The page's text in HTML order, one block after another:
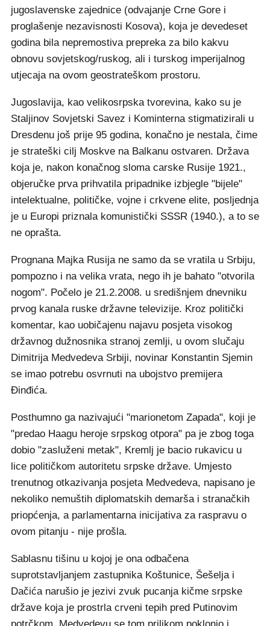
jugoslavenske zajednice (odvajanje Crne Gore i
proglašenje nezavisnosti Kosova), koja je devedeset
godina bila nepremostiva prepreka za bilo kakvu
obnovu sovjetskog/ruskog, ali i turskog imperijalnog
utjecaja na ovom geostrateškom prostoru.
Jugoslavija, kao velikosrpska tvorevina, kako su je
Staljinov Sovjetski Savez i Kominterna stigmatizirali u
Dresdenu još prije 95 godina, konačno je nestala, čime
je strateški cilj Moskve na Balkanu ostvaren. Država
koja je, nakon konačnog sloma carske Rusije 1921.,
objeručke prva prihvatila pripadnike izbjegle "bijele"
intelektualne, političke, vojne i crkvene elite, posljednja
je u Europi priznala komunistički SSSR (1940.), a to se
ne oprašta.
Prognana Majka Rusija ne samo da se vratila u Srbiju,
pompozno i na velika vrata, nego ih je bahato "otvorila
nogom". Počelo je 21.2.2008. u središnjem dnevniku
prvog kanala ruske državne televizije. Kroz politički
komentar, kao uobičajenu najavu posjeta visokog
državnog dužnosnika stranoj zemlji, u ovom slučaju
Dimitrija Medvedeva Srbiji, novinar Konstantin Sjemin
se imao potrebu osvrnuti na ubojstvo premijera
Đinđića.
Posthumno ga nazivajući "marionetom Zapada", koji je
"predao Haagu heroje srpskog otpora" pa je zbog toga
dobio "zasluženi metak", Kremlj je bacio rukavicu u
lice političkom autoritetu srpske države. Umjesto
trenutnog otkazivanja posjeta Medvedeva, napisano je
nekoliko nemuštih diplomatskih demarša i stranačkih
priopćenja, a parlamentarna inicijativa za raspravu o
ovom pitanju - nije prošla.
Sablasnu tišinu u kojoj je ona odbačena
suprotstavljanjem zastupnika Koštunice, Šešelja i
Dačića narušio je jezivi zvuk pucanja kičme srpske
države koja je prostrla crveni tepih pred Putinovim